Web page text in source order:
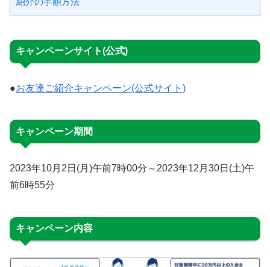
キャンペーンサイト(公式)
●お友達ご紹介キャンペーン(公式サイト)
キャンペーン期間
2023年10月2日(月)午前7時00分～2023年12月30日(土)午
前6時55分
キャンペーン内容